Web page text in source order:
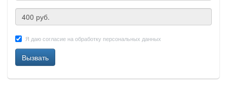
Я даю согласие на обработку персональных данных
Вызвать